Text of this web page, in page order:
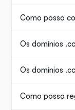
Como posso
Os domínios
Os domínios
Como posso